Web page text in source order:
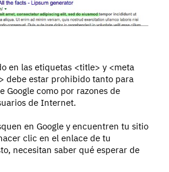
en las etiquetas <title> y <meta
debe estar prohibido tanto para
Google como por razones de
de Internet.
en Google y encuentren tu sitio
clic en el enlace de tu
necesitan saber qué esperar de